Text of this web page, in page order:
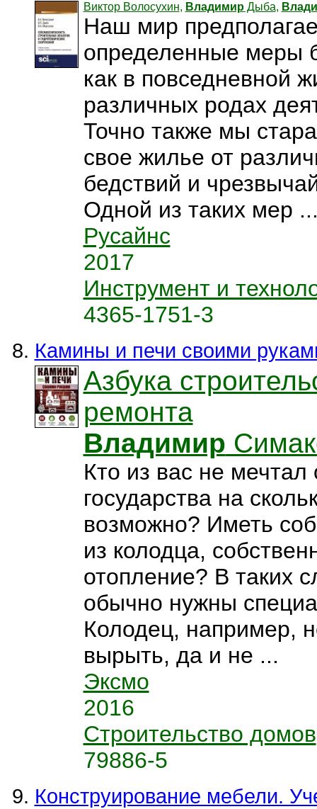
Виктор Волосухин, ВладимирДыба,
Наш мир
определенные меры
как в повседневной
различных родах
Точно также мы
свое жилье от
бедствий и
Одной из таких мер
Русайнс
2017
Инструмент и
4365-1751-3
Камины и печи своими
Азбука
ремонта
Владимир
Кто из вас не мечтал
государства на
возможно? Иметь
из колодца,
отопление? В таких
обычно нужны
Колодец, например,
вырыть, да и не ...
Эксмо
2016
Строительство домов
79886-5
Конструирование мебели.